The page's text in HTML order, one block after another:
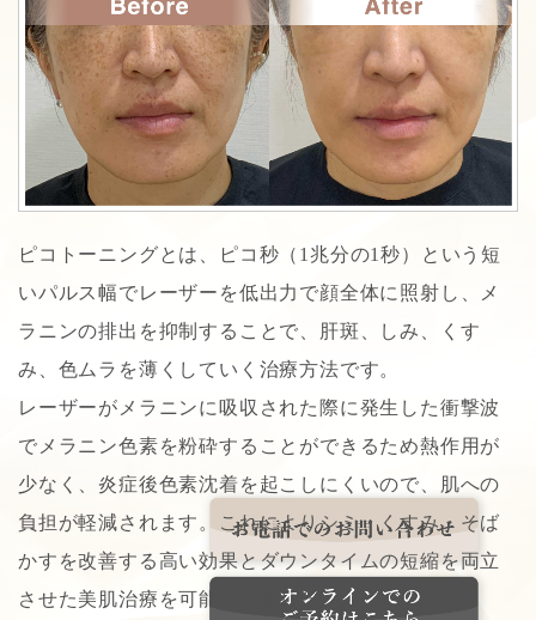
ピコトーニングとは、ピコ秒（1兆分の1秒）という短
いパルス幅でレーザーを低出力で顔全体に照射し、メ
ラニンの排出を抑制することで、肝斑、しみ、くす
み、色ムラを薄くしていく治療方法です。
レーザーがメラニンに吸収された際に発生した衝撃波
でメラニン色素を粉砕することができるため熱作用が
少なく、炎症後色素沈着を起こしにくいので、肌への
負担が軽減されます。これによりシミ・くすみ・そば
かすを改善する高い効果とダウンタイムの短縮を両立
させた美肌治療を可能にしました。